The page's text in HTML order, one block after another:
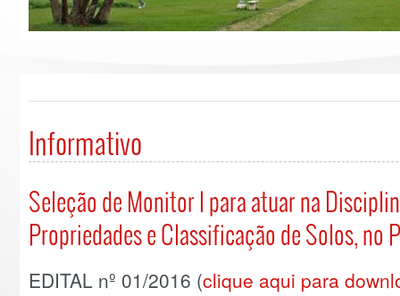
Informativo
Seleção de Monitor I para atuar na
Propriedades e Classificação de Solos,
EDITAL nº 01/2016 (clique aqui para